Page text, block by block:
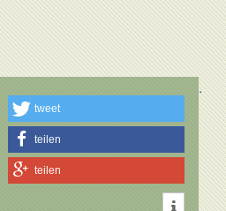
tweet
teilen
teilen